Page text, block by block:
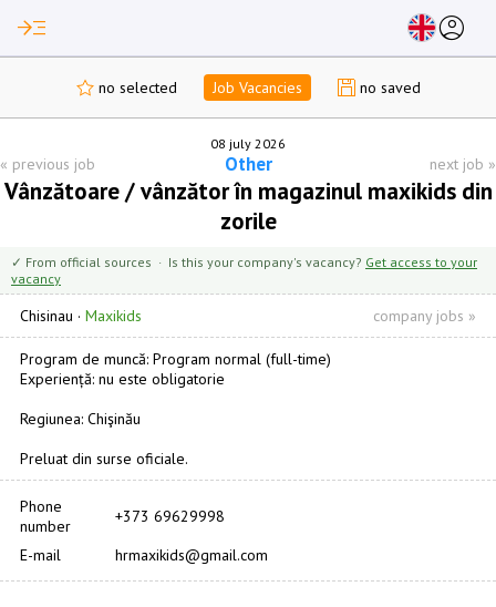
read_more account_circle
no selected Job Vacancies no saved
08 july 2026
« previous job Other next job »
Vânzătoare / vânzător în magazinul maxikids din
zorile
✓ From official sources · Is this your company's vacancy? Get access to your
vacancy
Chisinau · Maxikids company jobs »
Program de muncă: Program normal (full-time)
Experiență: nu este obligatorie
Regiunea: Chişinău
Preluat din surse oficiale.
Phone
number
+373 69629998
E-mail
hrmaxikids@gmail.com